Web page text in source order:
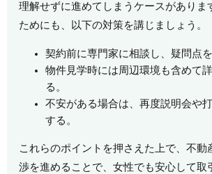
理解せずに進めてしまうケースがありま
ためにも、以下の対策を講じましょう。
契約前に専門家に相談し、疑問点を
物件見学時には周辺環境も含めて
る。
不安がある場合は、再度説明会や
する。
これらのポイントを押さえた上で、不動
渉を進めることで、女性でも安心して取